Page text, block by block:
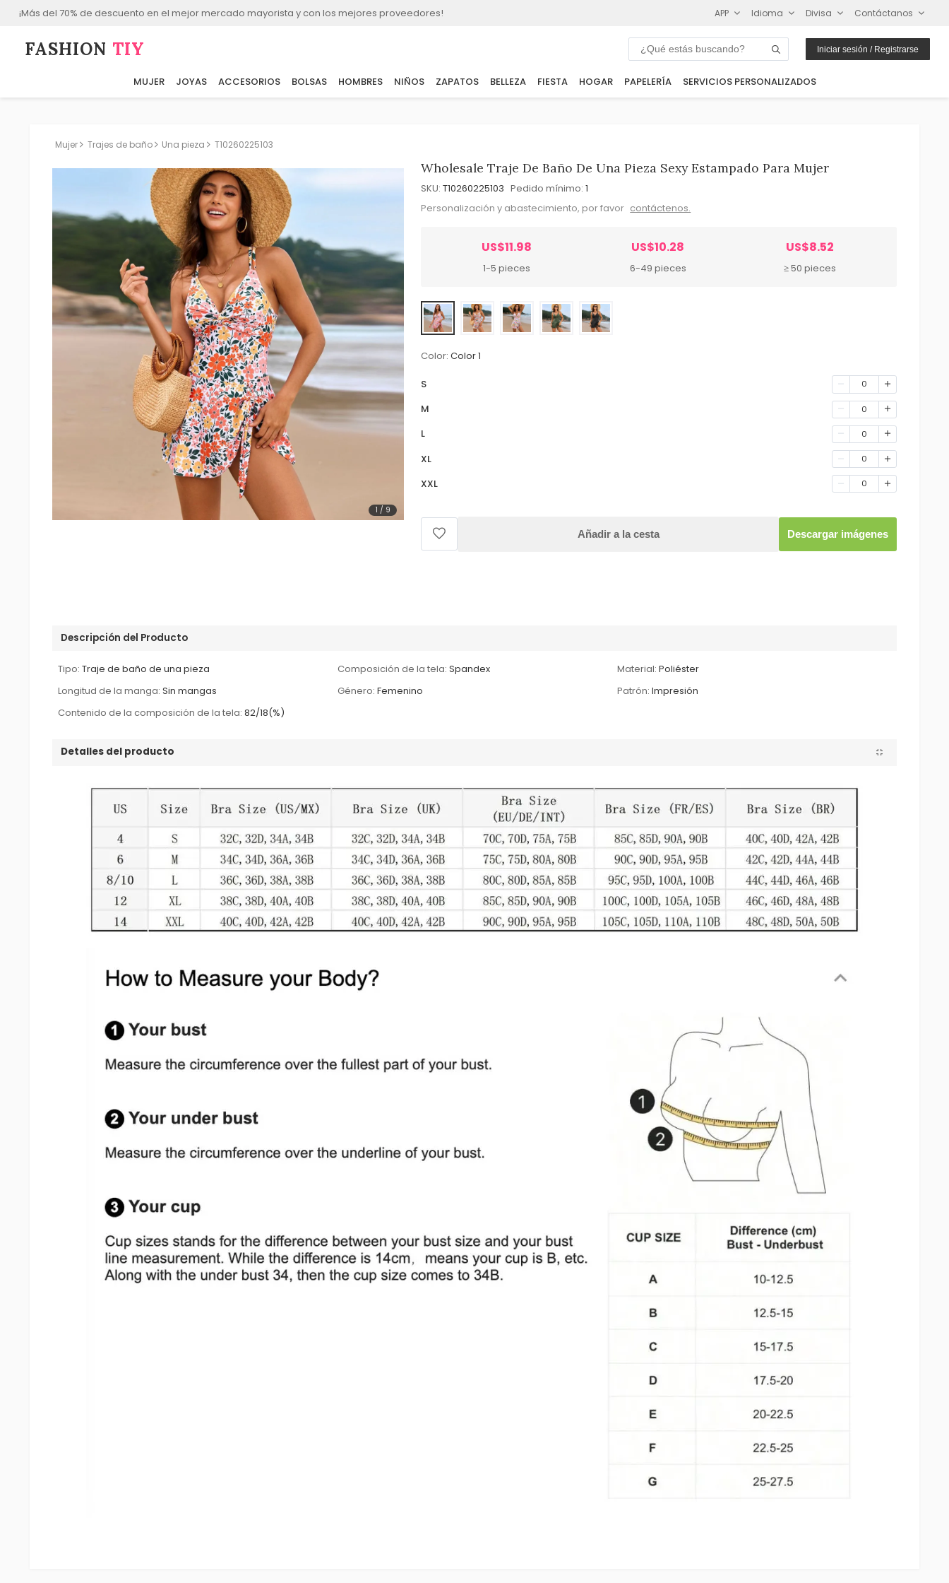
¡Más del 70% de descuento en el mejor mercado mayorista y con los mejores proveedores! APP Idioma Divisa Contáctanos
FASHION⁠ TIY Iniciar sesión / Registrarse
MUJER JOYAS ACCESORIOS BOLSAS HOMBRES NIÑOS ZAPATOS BELLEZA FIESTA HOGAR PAPELERÍA SERVICIOS PERSONALIZADOS
Mujer Trajes de baño Una pieza T10260225103
1 / 9
Wholesale Traje De Baño De Una Pieza Sexy Estampado Para Mujer
SKU: T10260225103 Pedido mínimo: 1
Personalización y abastecimiento, por favor contáctenos.
US$11.98
1-5 pieces
US$10.28
6-49 pieces
US$8.52
≥ 50 pieces
Color: Color 1
S 0
M 0
L 0
XL 0
XXL 0
Añadir a la cesta Descargar imágenes
Descripción del Producto
Tipo: Traje de baño de una pieza Composición de la tela: Spandex Material: Poliéster
Longitud de la manga: Sin mangas Género: Femenino Patrón: Impresión
Contenido de la composición de la tela: 82/18(%)
Detalles del producto